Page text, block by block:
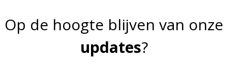
Op de hoogte blijven van onze
updates?